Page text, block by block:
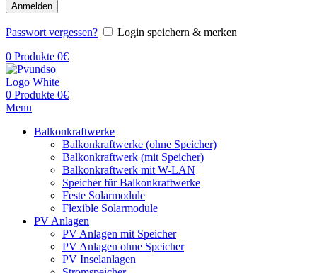
Anmelden
Passwort vergessen?
Login speichern & merken
0 Produkte 0€
0 Produkte 0€
Menu
Balkonkraftwerke
Balkonkraftwerke (ohne Speicher)
Balkonkraftwerk (mit Speicher)
Balkonkraftwerk mit W-LAN
Speicher für Balkonkraftwerke
Feste Solarmodule
Flexible Solarmodule
PV Anlagen
PV Anlagen mit Speicher
PV Anlagen ohne Speicher
PV Inselanlagen